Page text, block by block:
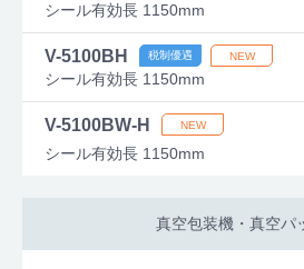
シール有効長 1150mm
V-5100BH
シール有効長 1150mm
V-5100BW-H
シール有効長 1150mm
真空包装機・真空パ